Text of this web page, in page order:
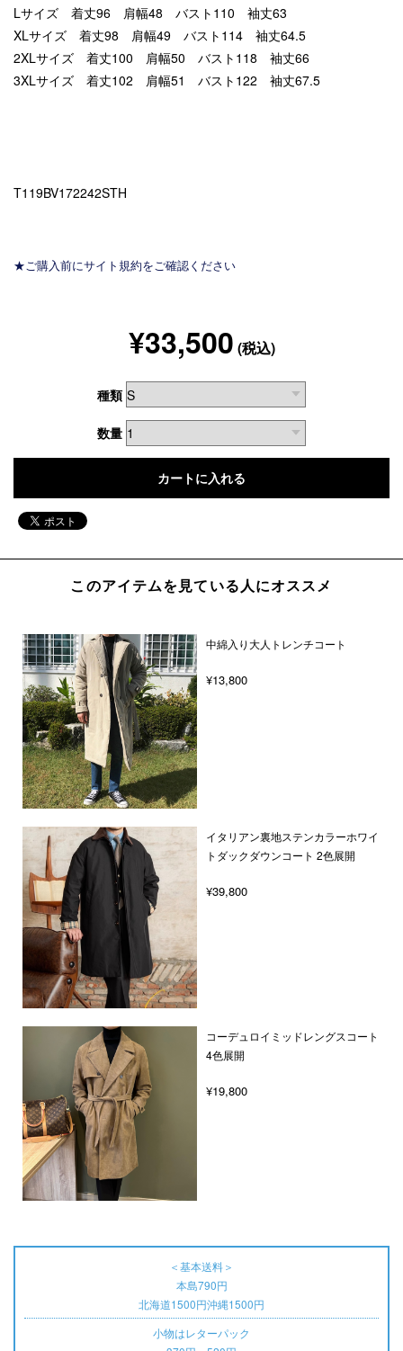
Lサイズ 着丈96 肩幅48 バスト110 袖丈63
XLサイズ 着丈98 肩幅49 バスト114 袖丈64.5
2XLサイズ 着丈100 肩幅50 バスト118 袖丈66
3XLサイズ 着丈102 肩幅51 バスト122 袖丈67.5
T119BV172242STH
★ご購入前にサイト規約をご確認ください
¥33,500 (税込)
種類
数量
このアイテムを見ている人にオススメ
中綿入り大人トレンチコート
¥13,800
イタリアン裏地ステンカラーホワイ
トダックダウンコート 2色展開
¥39,800
コーデュロイミッドレングスコート
4色展開
¥19,800
＜基本送料＞
本島790円
北海道1500円沖縄1500円
小物はレターパック